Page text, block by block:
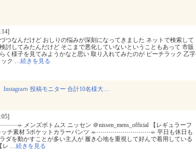
つなんだけど おしりの悩みが深刻になってきました ネットで検索して
討してみたんだけど そこまで悪化していないということもあって 市販
く様子を見てみようかなと思い 取り入れてみたのが ピーチラック 乙字
ク …続きを見る
Instagraｍ 投稿モニター 合計10名様大…
ンズボトムス ニッセン ＠nissen_mens_official 【レギュラーフ
ッチ素材 5ポケットカラーパンツ ꕂ⋯⋯⋯⋯⋯⋯⋯⋯⋯ꕂ 平日も休日も
ダを動かすことが多い主人が 履き心地を重視して好んで着用している
レ …続きを見る